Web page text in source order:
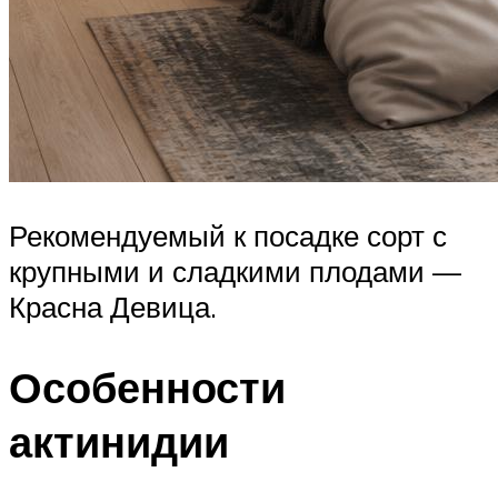
Рекомендуемый к посадке сорт с
крупными и сладкими плодами —
Красна Девица.
Особенности
актинидии